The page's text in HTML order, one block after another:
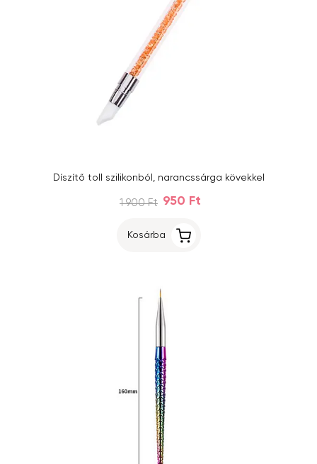
Díszítő toll szilikonból, narancssárga kövekkel
1 900 Ft 950 Ft
Kosárba